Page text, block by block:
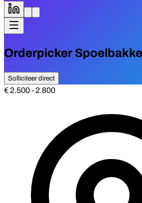
Orderpicker
Solliciteer direct
€ 2.500 - 2.800